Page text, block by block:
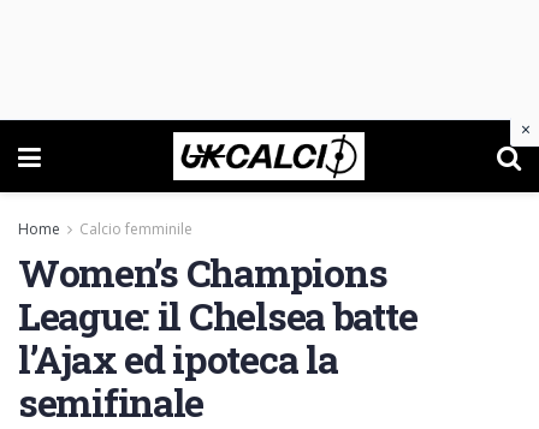
Home Calcio femminile
Women’s Champions
League: il Chelsea batte
l’Ajax ed ipoteca la
semifinale
×